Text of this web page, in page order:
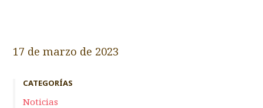
17 de marzo de 2023
CATEGORÍAS
Noticias